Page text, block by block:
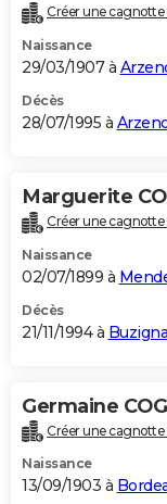
Créer une cagnotte
Naissance
29/03/1907 à
Décès
28/07/1995 à
Marguerite
Créer une cagnotte
Naissance
02/07/1899 à
Décès
21/11/1994 à
Germaine
Créer une cagnotte
Naissance
13/09/1903 à